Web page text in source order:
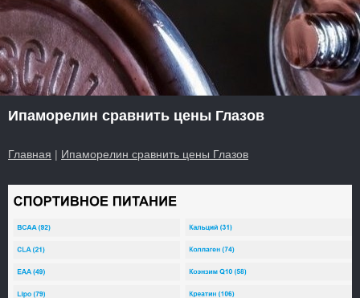
Ипаморелин сравнить цены Глазов
Главная | Ипаморелин сравнить цены Глазов